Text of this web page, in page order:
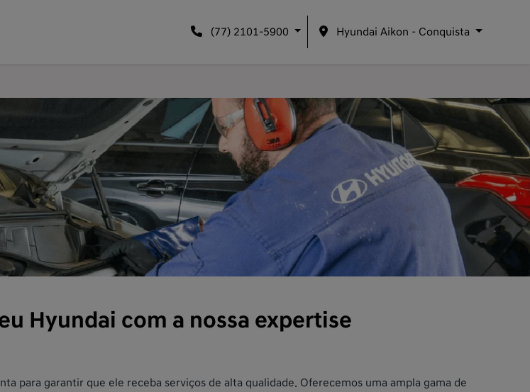
(77) 2101-5900 Hyundai Aikon – Conquista
Hyundai com a nossa expertise
para garantir que ele receba serviços de alta qualidade. Oferecemos uma ampla gama de